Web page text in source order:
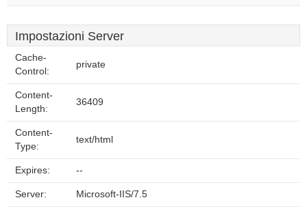
Impostazioni Server
Cache-
Control:
private
Content-
Length:
36409
Content-
Type:
text/html
Expires: --
Server: Microsoft-IIS/7.5